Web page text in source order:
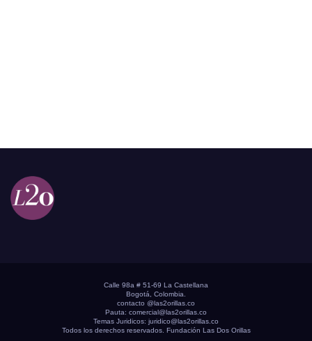
Calle 98a # 51-69 La Castellana
Bogotá, Colombia.
contacto @las2orillas.co
Pauta: comercial@las2orillas.co
Temas Juridicos: juridico@las2orillas.co
Todos los derechos reservados. Fundación Las Dos Orillas